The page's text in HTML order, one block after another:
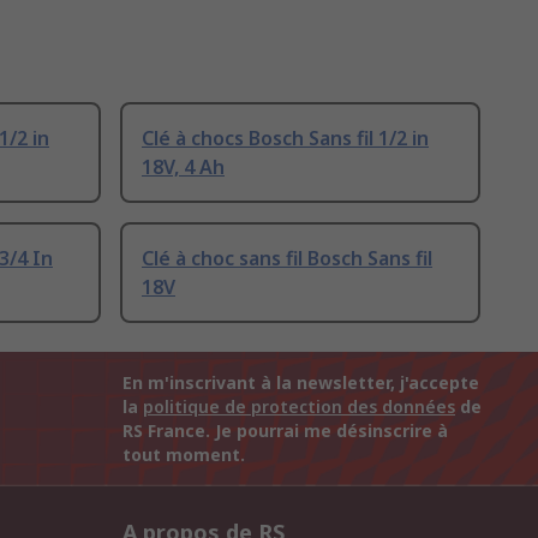
2 in
Clé à chocs Bosch Sans fil 1/2 in
18V, 4 Ah
4 In
Clé à choc sans fil Bosch Sans fil
18V
En m'inscrivant à la newsletter, j'accepte
la politique de protection des données de
RS France. Je pourrai me désinscrire à
tout moment.